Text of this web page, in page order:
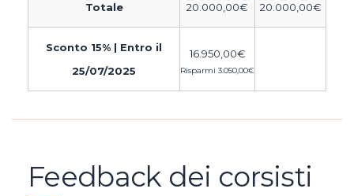
Totale 20.000,00€ 20.000,00€
Sconto 15% | Entro il
25/07/2025
16.950,00€
Risparmi 3.050,00€
Feedback dei corsisti